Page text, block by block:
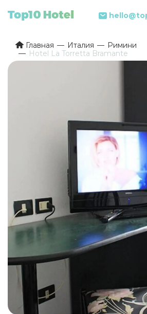
Главная Италия
Римини
Hotel La Torretta Bramante